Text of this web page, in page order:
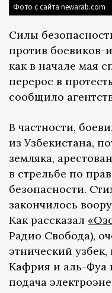
Фото с сайта newarab.com
Силы
против боевиков-
как в начале мая
перерос в
сообщило
В частности,
из Узбекистана,
земляка,
в стрельбе по
безопасности.
закончилось
Как рассказал
Радио Свобода),
этнический
Кафрия и аль-Фуа
подача